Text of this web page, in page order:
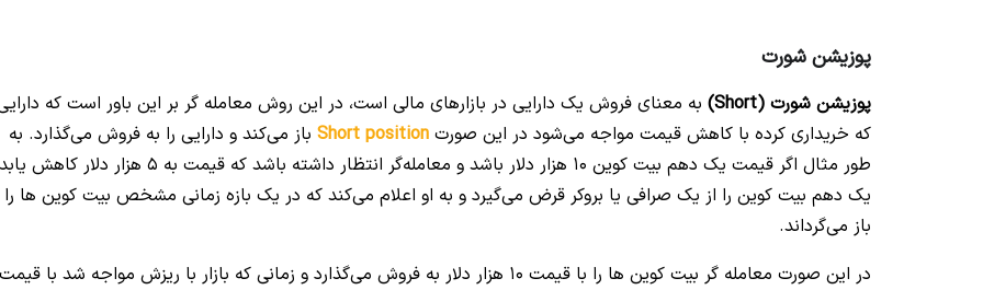
پوزیشن شورت
پوزیشن شورت (Short)
به معنای فروش یک دارایی در بازارهای مالی است، در این روش معامله گر بر این باور است که
که خریداری کرده با کاهش قیمت مواجه می‌شود در این صورت Short position باز می‌کند و دارایی را به فروش می‌گذارد. به
طور مثال اگر قیمت یک دهم بیت کوین 10 هزار دلار باشد و معامله‌گر انتظار داشته باشد که قیمت به 5 هزار دلار
یک دهم بیت کوین را از یک صرافی یا بروکر قرض می‌گیرد و به او اعلام می‌کند که در یک بازه زمانی مشخص بیت کوین ها را
باز می‌گرداند.
در این صورت معامله گر بیت کوین ها را با قیمت 10 هزار دلار به فروش می‌گذارد و زمانی که بازار با ریزش مواجه شد با قیمت